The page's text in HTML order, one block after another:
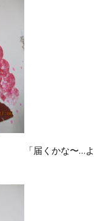
届くかな〜…よ